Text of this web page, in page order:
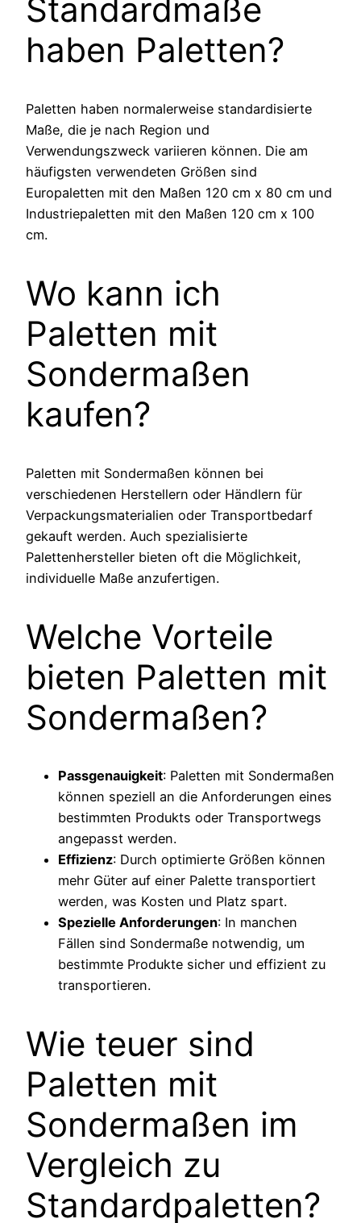
Standardmaße
haben Paletten?
Paletten haben normalerweise standardisierte
Maße, die je nach Region und
Verwendungszweck variieren können. Die am
häufigsten verwendeten Größen sind
Europaletten mit den Maßen 120 cm x 80 cm und
Industriepaletten mit den Maßen 120 cm x 100
cm.
Wo kann ich
Paletten mit
Sondermaßen
kaufen?
Paletten mit Sondermaßen können bei
verschiedenen Herstellern oder Händlern für
Verpackungsmaterialien oder Transportbedarf
gekauft werden. Auch spezialisierte
Palettenhersteller bieten oft die Möglichkeit,
individuelle Maße anzufertigen.
Welche Vorteile
bieten Paletten mit
Sondermaßen?
Passgenauigkeit: Paletten mit Sondermaßen
können speziell an die Anforderungen eines
bestimmten Produkts oder Transportwegs
angepasst werden.
Effizienz: Durch optimierte Größen können
mehr Güter auf einer Palette transportiert
werden, was Kosten und Platz spart.
Spezielle Anforderungen: In manchen
Fällen sind Sondermaße notwendig, um
bestimmte Produkte sicher und effizient zu
transportieren.
Wie teuer sind
Paletten mit
Sondermaßen im
Vergleich zu
Standardpaletten?